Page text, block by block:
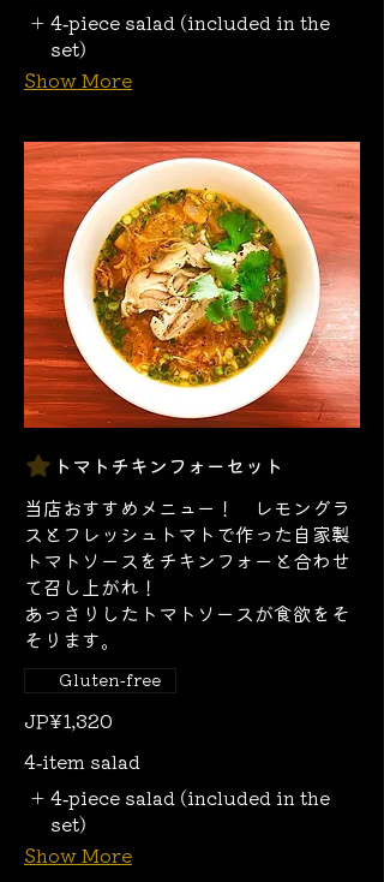
4-piece salad (included in the
set)
Show More
トマトチキンフォーセット
当店おすすめメニュー！ レモングラ
スとフレッシュトマトで作った自家製
トマトソースをチキンフォーと合わせ
て召し上がれ！
あっさりしたトマトソースが食欲をそ
そります。
JP¥1,320
Gluten-free
4-item salad
4-piece salad (included in the
set)
Show More